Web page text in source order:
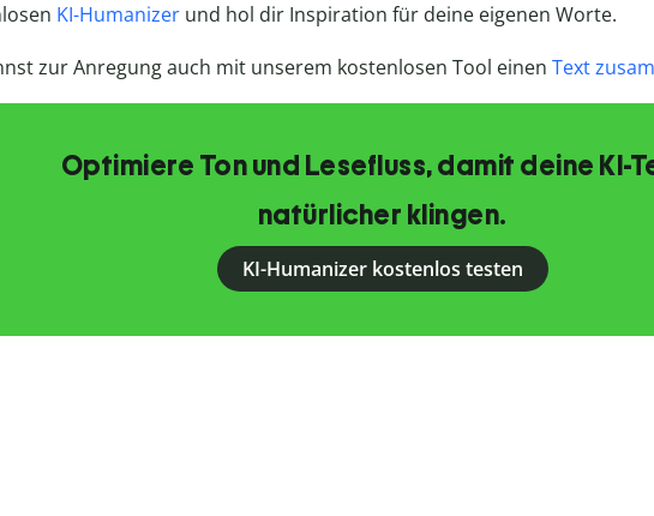
KI-Humanizerund hol dir Inspiration für deine eigenen Worte.
zur Anregung auch mit unserem kostenlosen Tool einen Text
Optimiere Ton und Lesefluss, damit deine KI-
natürlicher klingen.
KI-Humanizer kostenlos testen